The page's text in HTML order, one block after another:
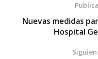
Nuevas medidas
Hospital